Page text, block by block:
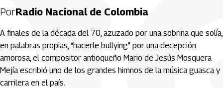
PorRadio Nacional de Colombia
A finales de la década del 70, azuzado por una sobrina que solía,
en palabras propias, “hacerle bullying” por una decepción
amorosa, el compositor antioqueño Mario de Jesús Mosquera
Mejía escribió uno de los grandes himnos de la música guasca y
carrilera en el país.